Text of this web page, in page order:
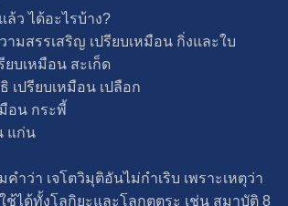
ได้อะไรบ้าง?
รรเสริญ เปรียบเหมือน กิ่งและใบ
เหมือน สะเก็ด
ยบเหมือน เปลือก
น กระพี้
แก่น
า เจโตวิมุติอันไม่กำเริบ เพราะเหตุว่า
ช้ได้ทั้งโลกิยะและโลกุตตระ เช่น สมาบัติ 8